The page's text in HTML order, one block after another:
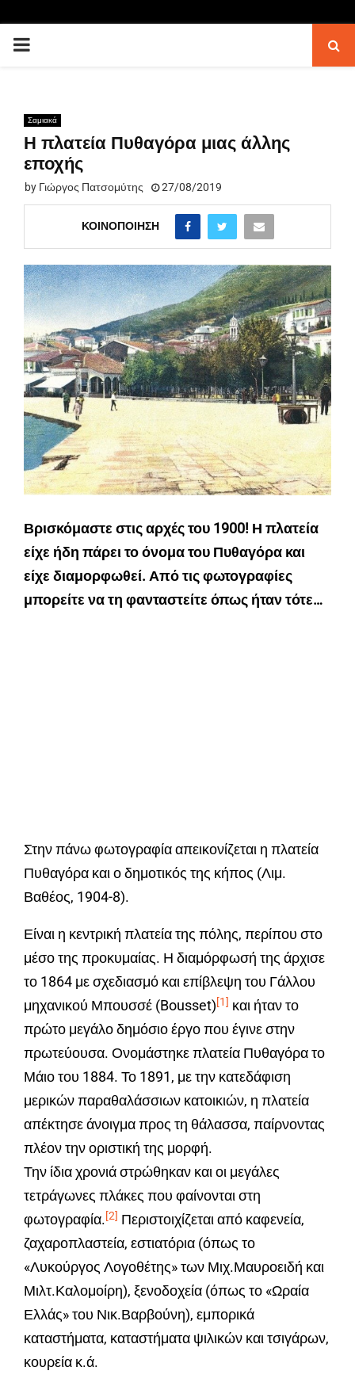
PRIMARY
Σαμιακά
Η πλατεία Πυθαγόρα μιας άλλης
εποχής
by Γιώργος Πατσομύτης 27/08/2019
ΚΟΙΝΟΠΟΊΗΣΗ
Βρισκόμαστε στις αρχές του 1900! Η πλατεία
είχε ήδη πάρει το όνομα του Πυθαγόρα και
είχε διαμορφωθεί. Από τις φωτογραφίες
μπορείτε να τη φανταστείτε όπως ήταν τότε…
Στην πάνω φωτογραφία απεικονίζεται η πλατεία
Πυθαγόρα και ο δημοτικός της κήπος (Λιμ.
Βαθέος, 1904-8).
Είναι η κεντρική πλατεία της πόλης, περίπου στο
μέσο της προκυμαίας. Η διαμόρφωσή της άρχισε
το 1864 με σχεδιασμό και επίβλεψη του Γάλλου
μηχανικού Μπουσσέ (Bousset)[1] και ήταν το
πρώτο μεγάλο δημόσιο έργο που έγινε στην
πρωτεύουσα. Ονομάστηκε πλατεία Πυθαγόρα το
Μάιο του 1884. Το 1891, με την κατεδάφιση
μερικών παραθαλάσσιων κατοικιών, η πλατεία
απέκτησε άνοιγμα προς τη θάλασσα, παίρνοντας
πλέον την οριστική της μορφή.
Την ίδια χρονιά στρώθηκαν και οι μεγάλες
τετράγωνες πλάκες που φαίνονται στη
φωτογραφία.[2] Περιστοιχίζεται από καφενεία,
ζαχαροπλαστεία, εστιατόρια (όπως το
«Λυκούργος Λογοθέτης» των Μιχ.Μαυροειδή και
Μιλτ.Καλομοίρη), ξενοδοχεία (όπως το «Ωραία
Ελλάς» του Νικ.Βαρβούνη), εμπορικά
καταστήματα, καταστήματα ψιλικών και τσιγάρων,
κουρεία κ.ά.